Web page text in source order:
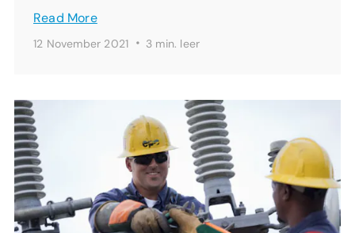
Read More
12 November 2021 · 3 min. leer